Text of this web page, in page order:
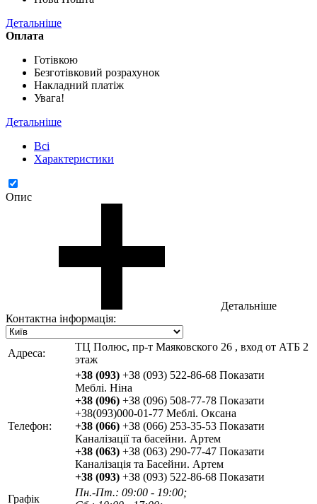
Детальніше
Оплата
Готівкою
Безготівковий розрахунок
Накладний платіж
Увага!
Детальніше
Всі
Характеристики
Опис
Детальніше
Контактна інформація:
Адреса:
ТЦ Полюс, пр-т Маяковского 26 , вход от АТБ 2
этаж
Телефон:
+38 (093) +38 (093) 522-86-68 Показати
Меблі. Ніна
+38 (096) +38 (096) 508-77-78 Показати
+38(093)000-01-77 Меблі. Оксана
+38 (066) +38 (066) 253-35-53 Показати
Каналізації та басейни. Артем
+38 (063) +38 (063) 290-77-47 Показати
Каналізація та Басейни. Артем
+38 (093) +38 (093) 522-86-68 Показати
Графік
Пн.-Пт.: 09:00 - 19:00;